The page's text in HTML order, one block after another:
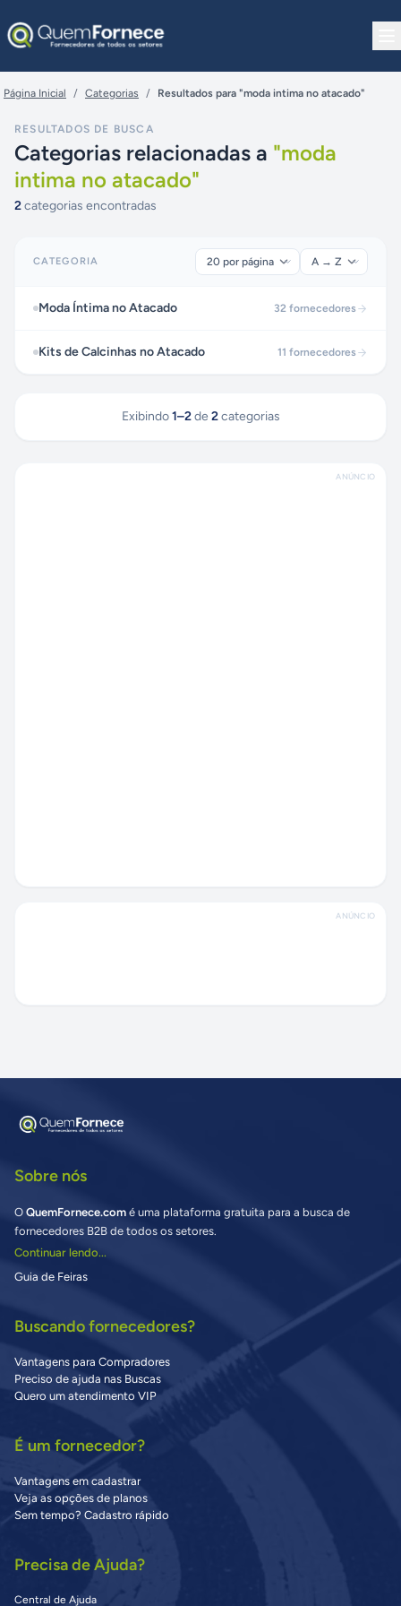
Página Inicial / Categorias / Resultados para "moda intima no atacado"
RESULTADOS DE BUSCA
Categorias relacionadas a "moda
intima no atacado"
2categorias encontradas
CATEGORIA
Moda Íntima no Atacado 32 fornecedores
Kits de Calcinhas no Atacado 11 fornecedores
Exibindo 1–2 de 2 categorias
ANÚNCIO
ANÚNCIO
Sobre nós
O QuemFornece.com é uma plataforma gratuita para a busca de
fornecedores B2B de todos os setores.
Continuar lendo...
Guia de Feiras
Buscando fornecedores?
Vantagens para Compradores
Preciso de ajuda nas Buscas
Quero um atendimento VIP
É um fornecedor?
Vantagens em cadastrar
Veja as opções de planos
Sem tempo? Cadastro rápido
Precisa de Ajuda?
Central de Ajuda